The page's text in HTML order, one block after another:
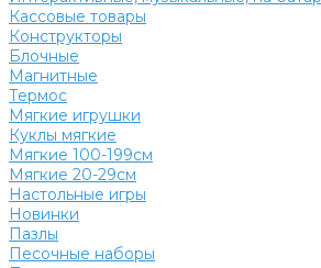
Кассовые товары
Конструкторы
Блочные
Магнитные
Термос
Мягкие игрушки
Куклы мягкие
Мягкие 100-199см
Мягкие 20-29см
Настольные игры
Новинки
Пазлы
Песочные наборы